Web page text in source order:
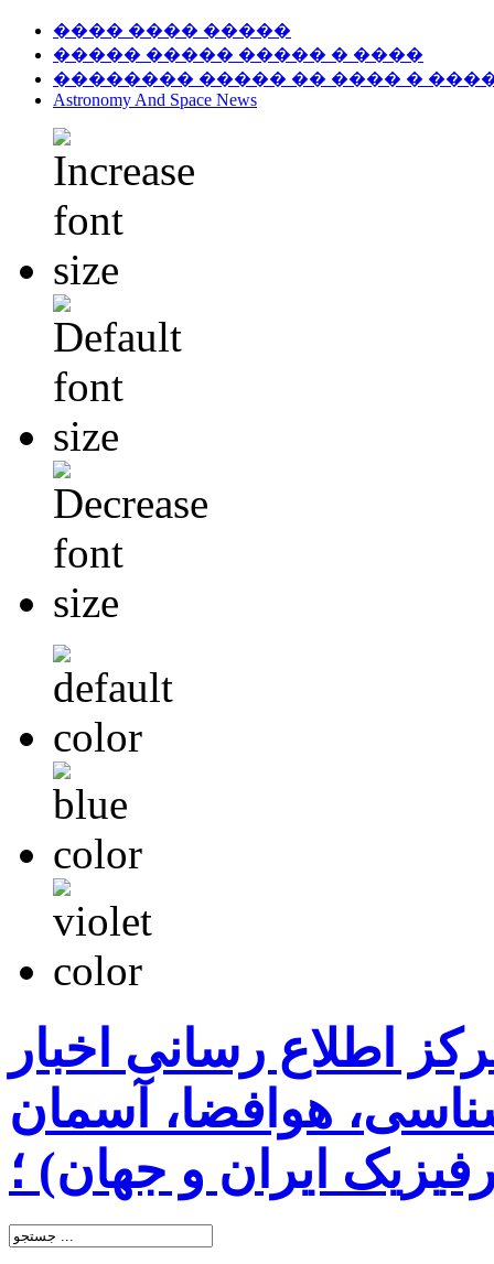
���� ���� �����
����� ����� ����� � ����
�������� ����� �� ���� �
Astronomy And Space News
اطلاع رسانی اخبار
هوافضا، آسمان
ایران و جهان) ؛